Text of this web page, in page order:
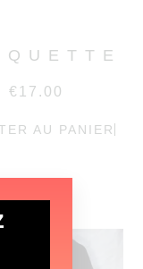
€ 17.00
AU PANIER